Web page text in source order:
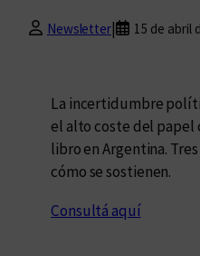
Newsletter| 15 de abril
La incertidumbre
el alto coste del papel
libro en Argentina.
cómo se sostienen.
Consultá aquí